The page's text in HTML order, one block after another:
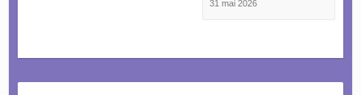
31 mai 2026